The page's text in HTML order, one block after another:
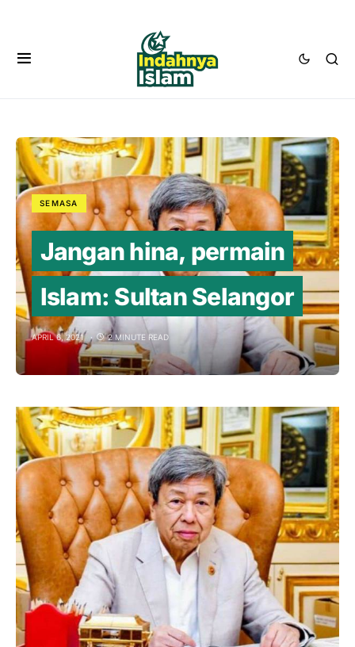
SEMASA
Jangan hina, permain
Islam: Sultan Selangor
APRIL 6, 2021 2 MINUTE READ